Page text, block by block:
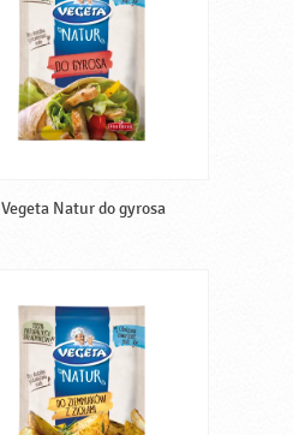
Vegeta Natur do gyrosa